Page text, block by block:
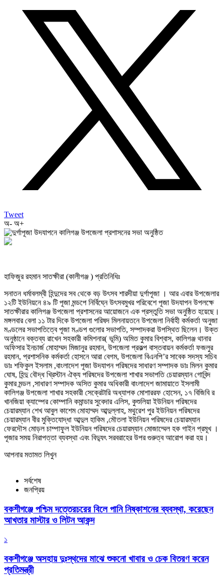
Tweet
অ- অ+
হাফিজুর রহমান সাতক্ষীরা (কালীগঞ্জ ) প্রতিনিধিঃ
সনাতন ধর্মাবলম্বী হিন্দুদের সব থেকে বড় উৎসব শারদীয়া দুর্গাপূজা । আর এবার উপজেলার
১২টি ইউনিয়নে ৪৯ টি পূজা মন্ডপে নির্বিঘ্নে উৎসবমুখর পরিবেশে পূজা উদযাপন উপলক্ষে
সাতক্ষীরার কালিগঞ্জ উপজেলা প্রশাসনের আয়োজনে এক প্রস্তুতি সভা অনুষ্ঠিত হয়েছে।
মঙ্গলবার বেলা ১১ টার দিকে উপজেলা পরিষদ মিলনায়তনে উপজেলা নির্বাহী কর্মকর্তা অনুজা
মণ্ডলের সভাপতিত্বে পূজা মণ্ডপ গুলোর সভাপতি, সম্পাদকরা উপস্থিত ছিলেন। উক্ত
অনুষ্ঠানে বক্তব্য রাখেন সহকারী কমিশনার( ভূমি) অমিত কুমার বিশ্বাস, কালিগঞ্জ থানার
অফিসার ইনচার্জ মোহাম্মদ মিজানুর রহমান, উপজেলা প্রকল্প বাস্তবায়ন কর্মকর্তা ফজলুর
রহমান, প্রশাসনিক কর্মকর্তা হোসনে আরা বেগম, উপজেলা বিএনপি’র সাবেক সদস্য সচিব
ডাঃ শফিকুল ইসলাম ,বাংলাদেশ পূজা উদযাপন পরিষদের সাধারণ সম্পাদক ডাঃ মিলন কুমার
ঘোষ, হিন্দু বৌদ্ধ খ্রিস্টান ঐক্য পরিষদের উপজেলা শাখার সভাপতি চেয়ারম্যান গোবিন্দ
কুমার মন্ডল ,সাধারণ সম্পাদক অসিত কুমার অধিকারী বাংলাদেশ জামায়াতে ইসলামী
কালিগঞ্জ উপজেলা শাখার সহকারী সেক্রেটারি অধ্যাপক মোশাররফ হোসেন, ১৭ বিজিবি র
খানজিয়া ক্যাম্পের কোম্পানি কমান্ডার সুবেদার এলিস, কুশুলিয়া ইউনিয়ন পরিষদের
চেয়ারম্যান শেখ আবুল কাশেম মোহাম্মদ আব্দুল্লাহ, মথুরেশ পুর ইউনিয়ন পরিষদের
চেয়ারম্যান বীর মুক্তিযোদ্ধা আব্দুল হাকিম ,মৌতলা ইউনিয়ন পরিষদের চেয়ারম্যান
ফেরদৌস মোড়ল চাম্পাফুল ইউনিয়ন পরিষদের চেয়ারম্যান মোজাম্মেল হক গাইন প্রমূখ ।
পূজার সময় নিরাপত্তা ব্যবস্থা এবং বিদ্যুৎ সরবরাহের উপর গুরুত্ব আরোপ করা হয়।
আপনার মতামত লিখুন
সর্বশেষ
জনপ্রিয়
বকশীগঞ্জে পশ্চিম দত্তেরচরের বিলে পানি নিষ্কাশনের ব্যবস্থা, করেছেন
আখতার মাস্টার ও লিটন আকন্দ
১
বকশীগঞ্জে অসহায় দুঃস্থদের মাঝে শুকনো খাবার ও চেক বিতরণ করেন
প্রতিমন্ত্রী